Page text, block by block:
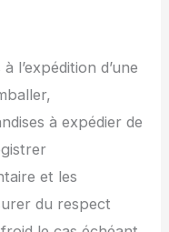
l’expédition d’une
à expédier de
et les
du respect